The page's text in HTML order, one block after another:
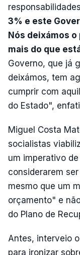
3% e este
Nós deixámos
mais do que
Governo, que já
deixámos, tem
cumprir com
do Estado",
Miguel Costa
socialistas
um imperativo
considerarem
mesmo que um
orçamento" e
do Plano de
Antes, interveio
para ironizar